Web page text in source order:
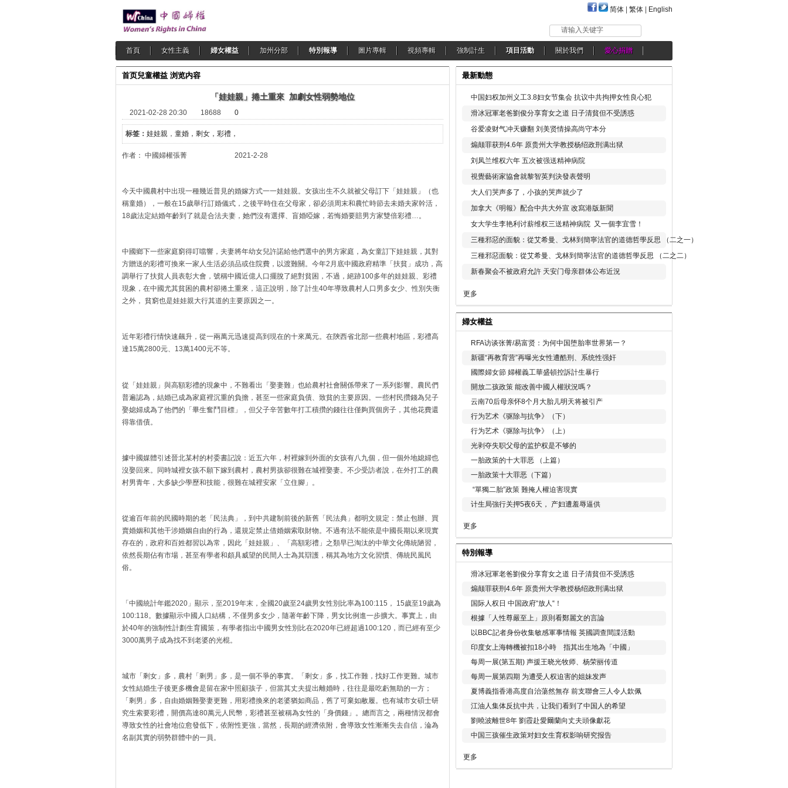
简体 繁体 English
请输入关键字
首頁 女性主義 婦女權益 加州分部 特別報導 圖片專輯 視頻專輯 強制計生 項目活動 關於我們 愛心捐贈
首页兒童權益 浏览内容
「娃娃親」捲土重來 加劇女性弱勢地位
2021-02-28 20:30 18688 0
标签： 娃娃親 ， 童婚，剩女，彩禮，
作者： 中國婦權張菁 2021-2-28
今天中國農村中出現一種幾近普見的婚嫁方式一一娃娃親。女孩出生不久就被父母訂下「娃娃親」（也
稱童婚），一般在15歲舉行訂婚儀式，之後平時住在父母家，卻必須周末和農忙時節去未婚夫家幹活，
18歲法定結婚年齡到了就是合法夫妻，她們沒有選擇、盲婚啞嫁，若悔婚要賠男方家雙倍彩禮…。
中國鄉下一些家庭窮得叮噹響，夫妻將年幼女兒許諾給他們選中的男方家庭，為女童訂下娃娃親，其對
方贈送的彩禮可換來一家人生活必須品或住院費，以渡難關。今年2月底中國政府精準「扶貧」成功，高
調舉行了扶貧人員表彰大會，號稱中國近億人口擺脫了絕對貧困，不過，絕跡100多年的娃娃親、彩禮
現象，在中國尤其貧困的農村卻捲土重來，這正說明，除了計生40年導致農村人口男多女少、性別失衡
之外， 貧窮也是娃娃親大行其道的主要原因之一。
近年彩禮行情快速飆升，從一兩萬元迅速提高到現在的十來萬元。在陝西省北部一些農村地區，彩禮高
達15萬2800元、13萬1400元不等。
從「娃娃親」與高額彩禮的現象中，不難看出「娶妻難」也給農村社會關係帶來了一系列影響。農民們
普遍認為，結婚已成為家庭裡沉重的負擔，甚至一些家庭負債、致貧的主要原因。一些村民攢錢為兒子
娶媳婦成為了他們的「畢生奮鬥目標」，但父子辛苦數年打工積攢的錢往往僅夠買個房子，其他花費還
得靠借債。
據中國媒體引述晉北某村的村委書記說：近五六年，村裡嫁到外面的女孩有八九個，但一個外地媳婦也
沒娶回來。同時城裡女孩不願下嫁到農村，農村男孩卻很難在城裡娶妻。不少受訪者說，在外打工的農
村男青年，大多缺少學歷和技能，很難在城裡安家「立住腳」。
從逾百年前的民國時期的老「民法典」，到中共建制前後的新舊「民法典」都明文規定：禁止包辦、買
賣婚姻和其他干涉婚姻自由的行為，還規定禁止借婚姻索取財物。不過有法不能依是中國長期以來現實
存在的，政府和百姓都習以為常，因此「娃娃親」、「高額彩禮」之類早已淘汰的中華文化傳統陋習，
依然長期佔有市場，甚至有學者和頗具威望的民間人士為其辯護，稱其為地方文化習慣、傳統民風民
俗。
「中國統計年鑑2020」顯示，至2019年末，全國20歲至24歲男女性別比率為100:115， 15歲至19歲為
100:118。數據顯示中國人口結構，不僅男多女少，隨著年齡下降，男女比例進一步擴大。事實上，由
於40年的強制性計劃生育國策，有學者指出中國男女性別比在2020年已經超過100:120，而已經有至少
3000萬男子成為找不到老婆的光棍。
城市「剩女」多，農村「剩男」多，是一個不爭的事實。「剩女」多，找工作難，找好工作更難。城市
女性結婚生子後更多機會是留在家中照顧孩子，但當其丈夫提出離婚時，往往是最吃虧無助的一方；
「剩男」多，自由婚姻難娶妻更難，用彩禮換來的老婆猶如商品，舊了可棄如敝履。也有城市女碩士研
究生索要彩禮，開價高達80萬元人民幣，彩禮甚至被稱為女性的「身價錢」。總而言之，兩種情況都會
導致女性的社會地位愈發低下，依附性更強，當然，長期的經濟依附，會導致女性漸漸失去自信，淪為
名副其實的弱勢群體中的一員。
最新動態
中国妇权加州义工3.8妇女节集会 抗议中共拘押女性良心犯
滑冰冠軍老爸劉俊分享育女之道 日子清貧但不受誘惑
谷爱凌财气冲天赚翻 刘美贤情操高尚守本分
煽颠罪获刑4.6年 原贵州大学教授杨绍政刑满出狱
刘凤兰维权六年 五次被强送精神病院
視覺藝術家協會就黎智英判決發表聲明
大人们哭声多了，小孩的哭声就少了
加拿大《明報》配合中共大外宣 改寫港版新聞
女大学生李艳利讨薪维权三送精神病院 又一個李宜雪！
三種邪惡的面貌：從艾希曼、戈林到簡寧法官的道德哲學反思 （二之一）
三種邪惡面貌：從艾希曼、戈林到簡寧法官的道德哲學反思 （二之二）
新春聚会不被政府允許 天安门母亲群体公布近況
更多
婦女權益
RFA访谈张菁/易富贤：为何中国堕胎率世界第一？
新疆“再教育营”再曝光女性遭酷刑、系统性强奸
國際婦女節 婦權義工華盛頓控訴計生暴行
開放二孩政策 能改善中國人權狀況嗎？
云南70后母亲怀8个月大胎儿明天将被引产
行为艺术《驱除与抗争》（下）
行为艺术《驱除与抗争》（上）
光剥夺失职父母的监护权是不够的
一胎政策的十大罪恶 （上篇）
一胎政策十大罪恶（下篇）
“單獨二胎”政策 難掩人權迫害現實
计生局強行关押5夜6天， 产妇遭羞辱逼供
更多
特別報導
滑冰冠軍老爸劉俊分享育女之道 日子清貧但不受誘惑
煽颠罪获刑4.6年 原贵州大学教授杨绍政刑满出狱
国际人权日 中国政府“放人“！
根據「人性尊嚴至上」原則看鄭麗文的言論
以BBC記者身份收集敏感軍事情報 英國調查間諜活動
印度女上海轉機被扣18小時 指其出生地為「中國」
每周一展(第五期) 声援王晓光牧师、杨荣丽传道
每周一展第四期 为遭受人权迫害的姐妹发声
夏博義指香港高度自治蕩然無存 前支聯會三人令人欽佩
江油人集体反抗中共，让我们看到了中国人的希望
劉曉波離世8年 劉霞赴愛爾蘭向丈夫頭像獻花
中国三孩催生政策对妇女生育权影响研究报告
更多